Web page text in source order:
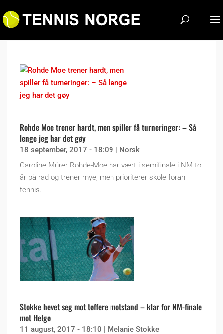
Rohde Moe trener hardt, men spiller få turneringer: – Så
lenge jeg har det gøy
18 september, 2017 - 18:09 | Norsk
Caroline Mürer Rohde-Moe har vært i semifinale i NM to
år på rad og trener mye, men prioriterer skole foran
tennis.
Stokke hevet seg mot tøffere motstand – klar for NM-finale
mot Helgø
11 august, 2017 - 18:10 | Melanie Stokke